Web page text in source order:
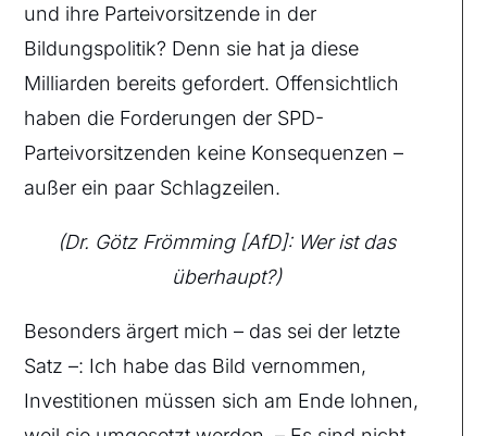
und ihre Parteivorsitzende in der
Bildungspolitik? Denn sie hat ja diese
Milliarden bereits gefordert. Offensichtlich
haben die Forderungen der SPD-
Parteivorsitzenden keine Konsequenzen –
außer ein paar Schlagzeilen.
(Dr. Götz Frömming [AfD]: Wer ist das
überhaupt?)
Besonders ärgert mich – das sei der letzte
Satz –: Ich habe das Bild vernommen,
Investitionen müssen sich am Ende lohnen,